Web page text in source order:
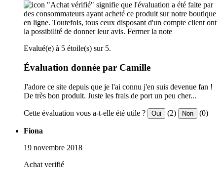
"Achat vérifié" signifie que l'évaluation a été faite par
des consommateurs ayant acheté ce produit sur notre boutique
en ligne. Toutefois, tous ceux disposant d'un compte client ont
la possibilité de donner leur avis. Fermer la note
Evalué(e) à 5 étoile(s) sur 5.
Évaluation donnée par Camille
J'adore ce site depuis que je l'ai connu j'en suis devenue fan !
De très bon produit. Juste les frais de port un peu cher...
Cette évaluation vous a-t-elle été utile ? Oui (2) Non (0)
Fiona
19 novembre 2018
Achat verifié